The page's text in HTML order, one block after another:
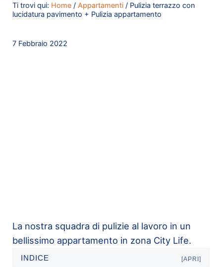
Ti trovi qui: Home / Appartamenti /Pulizia terrazzo con
lucidatura pavimento + Pulizia appartamento
7 Febbraio 2022
La nostra squadra di pulizie al lavoro in un
bellissimo appartamento in zona City Life.
INDICE [APRI]